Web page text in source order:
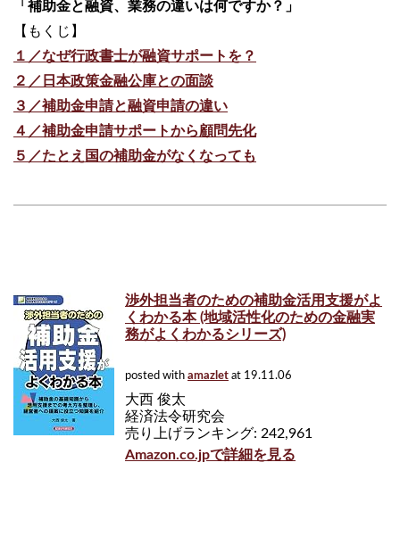
「補助金と融資、業務の違いは何ですか？」
【もくじ】
１／なぜ行政書士が融資サポートを？
２／日本政策金融公庫との面談
３／補助金申請と融資申請の違い
４／補助金申請サポートから顧問先化
５／たとえ国の補助金がなくなっても
渉外担当者のための補助金活用支援がよ
くわかる本 (地域活性化のための金融実
務がよくわかるシリーズ)
posted with amazlet at 19.11.06
大西 俊太
経済法令研究会
売り上げランキング: 242,961
Amazon.co.jpで詳細を見る